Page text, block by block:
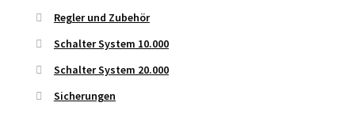
Regler und Zubehör
Schalter System 10.000
Schalter System 20.000
Sicherungen